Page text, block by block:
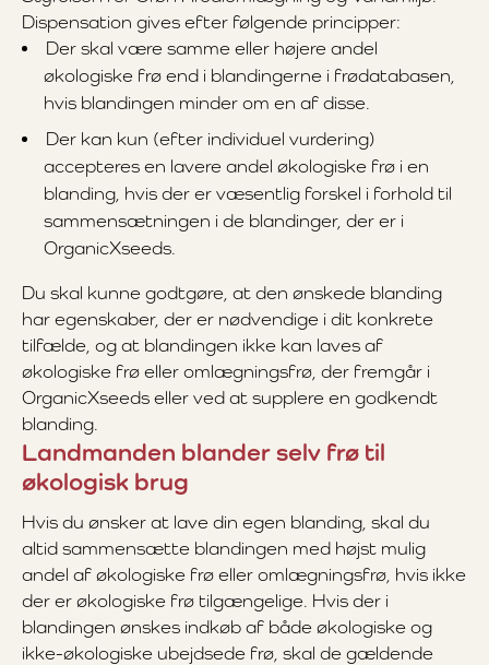
Dispensation gives efter følgende principper:
Der skal være samme eller højere andel
økologiske frø end i blandingerne i frødatabasen,
hvis blandingen minder om en af disse.
Der kan kun (efter individuel vurdering)
accepteres en lavere andel økologiske frø i en
blanding, hvis der er væsentlig forskel i forhold til
sammensætningen i de blandinger, der er i
OrganicXseeds.
Du skal kunne godtgøre, at den ønskede blanding
har egenskaber, der er nødvendige i dit konkrete
tilfælde, og at blandingen ikke kan laves af
økologiske frø eller omlægningsfrø, der fremgår i
OrganicXseeds eller ved at supplere en godkendt
blanding.
Landmanden blander selv frø til
økologisk brug
Hvis du ønsker at lave din egen blanding, skal du
altid sammensætte blandingen med højst mulig
andel af økologiske frø eller omlægningsfrø, hvis ikke
der er økologiske frø tilgængelige. Hvis der i
blandingen ønskes indkøb af både økologiske og
ikke-økologiske ubejdsede frø, skal de gældende